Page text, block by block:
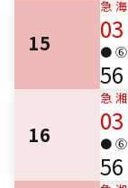
15
急 海
03
● ⑥
56
16
急 湘
03
● ⑥
56